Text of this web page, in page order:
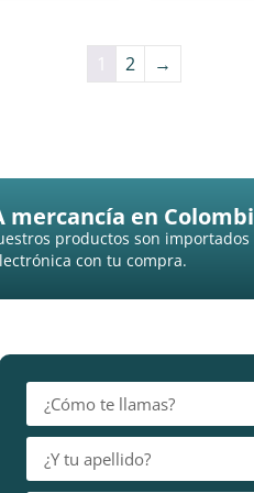
1 2 →
mercancía en
productos son
con tu compra.